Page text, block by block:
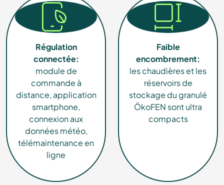
Régulation
connectée:
module de
commande à
distance, application
smartphone,
connexion aux
données météo,
télémaintenance en
ligne
Faible
encombrement:
les chaudières et les
réservoirs de
stockage du granulé
ÖkoFEN sont ultra
compacts